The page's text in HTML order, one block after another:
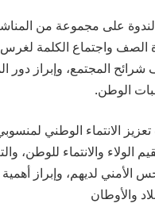
على مجموعة من
الصف واجتماع الكلمة لغرس
المجتمع، وإبراز دور
الوطن.
الانتماء الوطني
الولاء والانتماء للوطن،
الأمني لديهم، وإبراز
والأوطان